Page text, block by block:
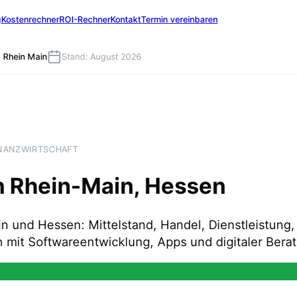
KostenrechnerROI-RechnerKontaktTermin vereinbaren
Rhein Main Stand: August 2026
Rhein-Main, Hessen
und Hessen: Mittelstand, Handel,
Softwareentwicklung, Apps und digitaler